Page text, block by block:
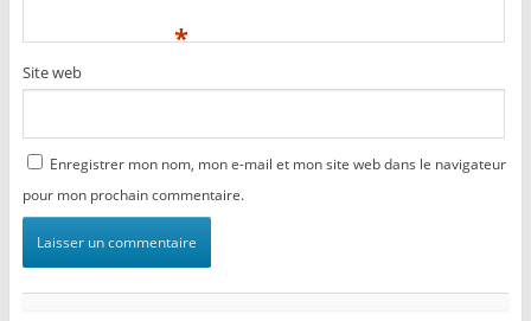
*
Site web
Enregistrer mon nom, mon e-mail et mon site web dans le navigateur
pour mon prochain commentaire.